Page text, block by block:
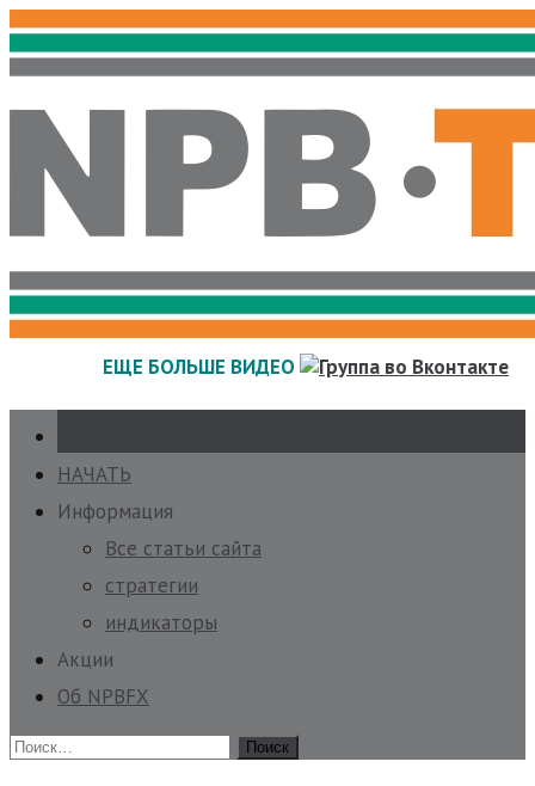
Skip
to
content
ЕЩЕ БОЛЬШЕ ВИДЕО
НАЧАТЬ
Информация
Все статьи сайта
стратегии
индикаторы
Акции
Об NPBFX
Найти: